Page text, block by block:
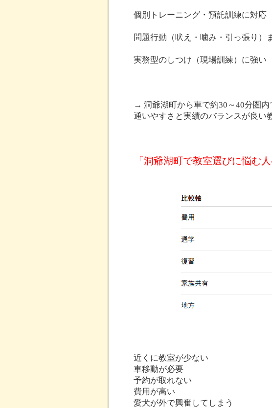
個別トレーニング・預託訓練に対応
問題行動（吠え・噛み・引っ張り）
実務型のしつけ（現場訓練）に強い
→ 洞爺湖町から車で約30～40分圏内
通いやすさと実績のバランスが良い
「洞爺湖町で教室選びに悩む人
近くに教室が少ない
車移動が必要
予約が取れない
費用が高い
愛犬が外で興奮してしまう